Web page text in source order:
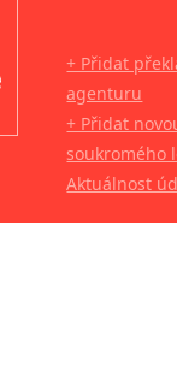
+ Přidat
agenturu
+ Přidat
soukromého
Aktuálnost